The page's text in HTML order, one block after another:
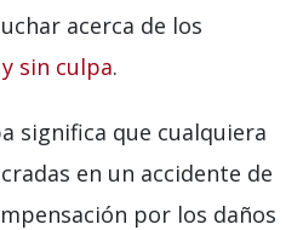
acerca de los
sin culpa.
significa que cualquiera
en un accidente de
por los daños